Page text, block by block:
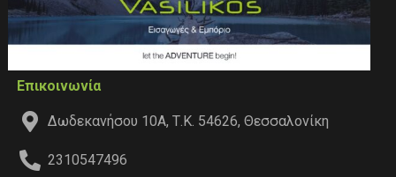
Επικοινωνία
Δωδεκανήσου 10Α, Τ.Κ. 54626, Θεσσαλονίκη
2310547496